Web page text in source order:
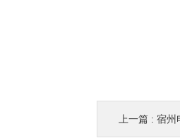
上一篇 : 宿州